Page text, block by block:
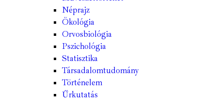
Néprajz
Ökológia
Orvosbiológia
Pszichológia
Statisztika
Társadalomtudomány
Történelem
Űrkutatás